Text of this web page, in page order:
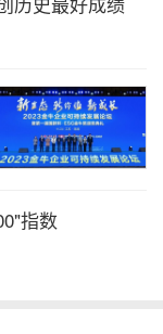
主要用于扫地
指数